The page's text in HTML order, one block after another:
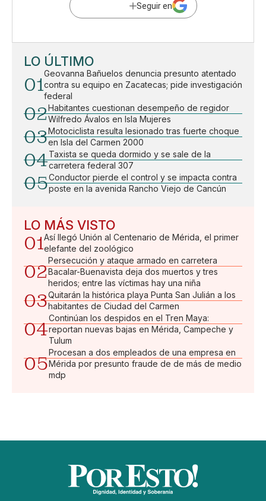
Seguir en
LO ÚLTIMO
01
Geovanna Bañuelos denuncia presunto atentado
contra su equipo en Zacatecas; pide investigación
federal
02Habitantes cuestionan desempeño de regidor
Wilfredo Ávalos en Isla Mujeres
03Motociclista resulta lesionado tras fuerte choque
en Isla del Carmen 2000
04Taxista se queda dormido y se sale de la
carretera federal 307
05Conductor pierde el control y se impacta contra
poste en la avenida Rancho Viejo de Cancún
LO MÁS VISTO
01Así llegó Unión al Centenario de Mérida, el primer
elefante del zoológico
02
Persecución y ataque armado en carretera
Bacalar-Buenavista deja dos muertos y tres
heridos; entre las víctimas hay una niña
03Quitarán la histórica playa Punta San Julián a los
habitantes de Ciudad del Carmen
04
Continúan los despidos en el Tren Maya:
reportan nuevas bajas en Mérida, Campeche y
Tulum
05
Procesan a dos empleados de una empresa en
Mérida por presunto fraude de de más de medio
mdp